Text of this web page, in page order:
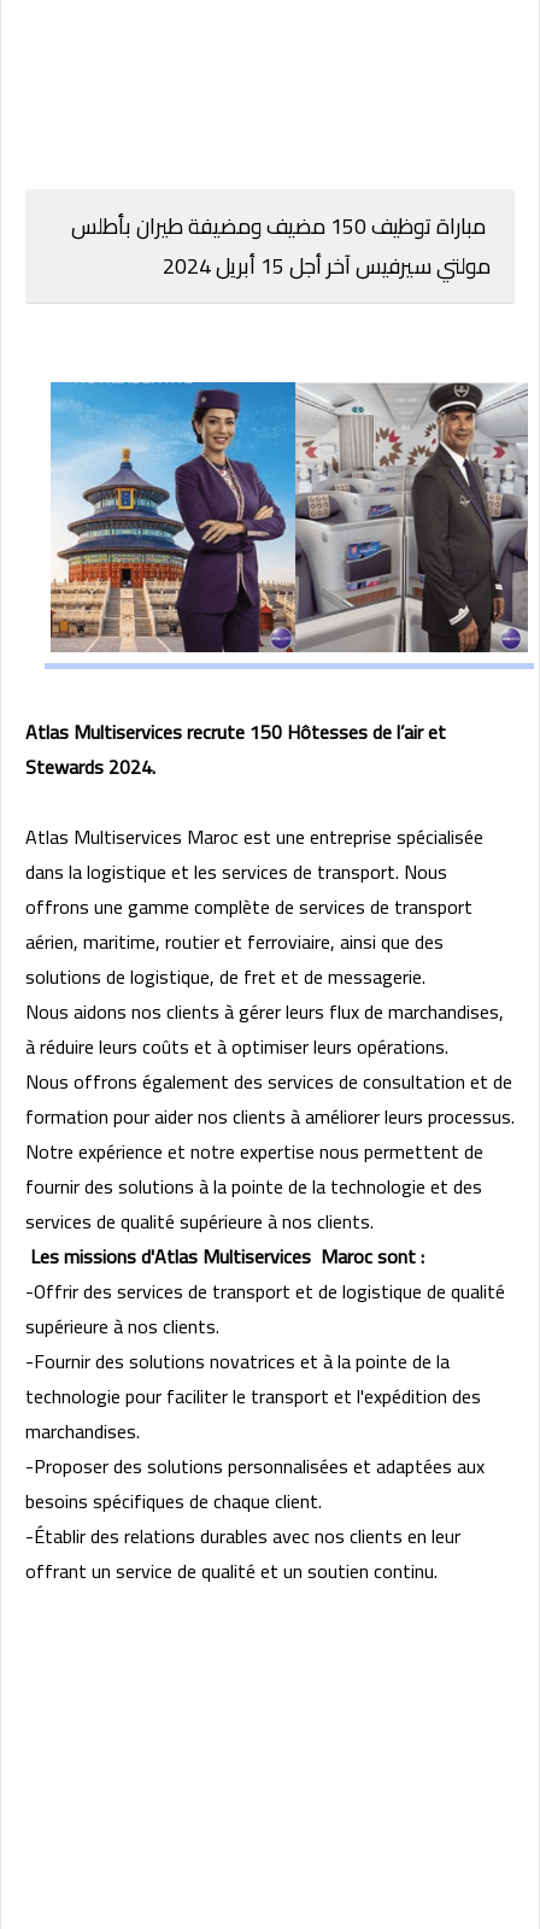
مباراة توظيف 150 مضيف ومضيفة طيران بأطلس
مولتي سيرفيس آخر أجل 15 أبريل 2024
Atlas Multiservices recrute 150 Hôtesses de l’air et
Stewards 2024.
Atlas Multiservices Maroc est une entreprise spécialisée
dans la logistique et les services de transport. Nous
offrons une gamme complète de services de transport
aérien, maritime, routier et ferroviaire, ainsi que des
solutions de logistique, de fret et de messagerie.
Nous aidons nos clients à gérer leurs flux de marchandises,
à réduire leurs coûts et à optimiser leurs opérations.
Nous offrons également des services de consultation et de
formation pour aider nos clients à améliorer leurs processus.
Notre expérience et notre expertise nous permettent de
fournir des solutions à la pointe de la technologie et des
services de qualité supérieure à nos clients.
Les missions d'Atlas Multiservices Maroc sont :
-Offrir des services de transport et de logistique de qualité
supérieure à nos clients.
-Fournir des solutions novatrices et à la pointe de la
technologie pour faciliter le transport et l'expédition des
marchandises.
-Proposer des solutions personnalisées et adaptées aux
besoins spécifiques de chaque client.
-Établir des relations durables avec nos clients en leur
offrant un service de qualité et un soutien continu.